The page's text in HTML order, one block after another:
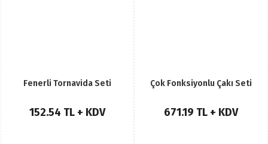
Fenerli Tornavida Seti
152.54 TL + KDV
Çok Fonksiyonlu Çakı Seti
671.19 TL + KDV